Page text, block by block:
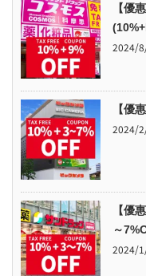
【優
2024/
【優
2024/
【優
～
2024/